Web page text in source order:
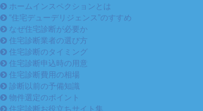
ホームインスペクションとは
“住宅デューデリジェンス”のすすめ
なぜ住宅診断が必要か
住宅診断業者の選び方
住宅診断のタイミング
住宅診断申込時の用意
住宅診断費用の相場
診断以前の予備知識
物件選定のポイント
住宅診断お役立ちサイト集